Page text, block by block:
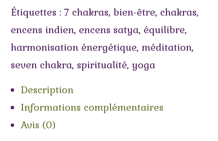
Étiquettes :7 chakras,bien-être, chakras,
encens indien, encens satya, équilibre,
harmonisation énergétique,méditation,
seven chakra, spiritualité,yoga
Description
Informations complémentaires
Avis (0)